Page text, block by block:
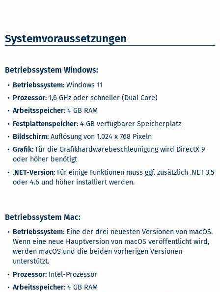
Systemvoraussetzungen
Betriebssystem Windows:
Betriebssystem: Windows 11
Prozessor: 1,6 GHz oder schneller (Dual Core)
Arbeitsspeicher: 4 GB RAM
Festplattenspeicher: 4 GB verfügbarer Speicherplatz
Bildschirm: Auflösung von 1.024 x 768 Pixeln
Grafik: Für die Grafikhardwarebeschleunigung wird DirectX 9
oder höher benötigt
.NET-Version: Für einige Funktionen muss ggf. zusätzlich .NET 3.5
oder 4.6 und höher installiert werden.
Betriebssystem Mac:
Betriebssystem: Eine der drei neuesten Versionen von macOS.
Wenn eine neue Hauptversion von macOS veröffentlicht wird,
werden macOS und die beiden vorherigen Versionen
unterstützt.
Prozessor: Intel-Prozessor
Arbeitsspeicher: 4 GB RAM